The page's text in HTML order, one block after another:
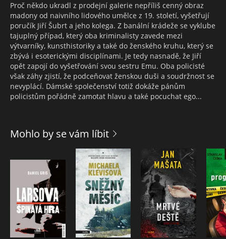
Proč někdo ukradl z prodejní galerie nepříliš cenný obraz
madony od naivního lidového umělce z 19. století, vyšetřují
poručík Jiří Šubrt a jeho kolega. Z banální krádeže se vyklube
tajuplný případ, který oba kriminalisty zavede mezi
výtvarníky, kunsthistoriky a také do ženského kruhu, který se
zbývá i esoterickými disciplínami. Je tedy nasnadě, že Jiří
opět zapojí do vyšetřování svou sestru Emu. Oba policisté
však záhy zjistí, že podceňovat ženskou duši a soudržnost se
nevyplácí. Dámské společenství totiž dokáže pánům
policistům pořádně zamotat hlavu a také pocuchat ego...
Mohlo by se vám líbit